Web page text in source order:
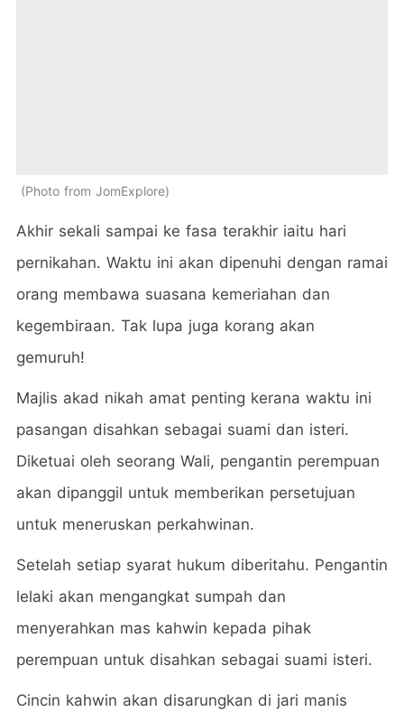
Photo from JomExplore
Akhir sekali sampai ke fasa terakhir iaitu hari
pernikahan. Waktu ini akan dipenuhi dengan ramai
orang membawa suasana kemeriahan dan
kegembiraan. Tak lupa juga korang akan
gemuruh!
Majlis akad nikah amat penting kerana waktu ini
pasangan disahkan sebagai suami dan isteri.
Diketuai oleh seorang Wali, pengantin perempuan
akan dipanggil untuk memberikan persetujuan
untuk meneruskan perkahwinan.
Setelah setiap syarat hukum diberitahu. Pengantin
lelaki akan mengangkat sumpah dan
menyerahkan mas kahwin kepada pihak
perempuan untuk disahkan sebagai suami isteri.
Cincin kahwin akan disarungkan di jari manis